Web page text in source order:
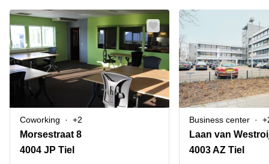
Coworking +2
Morsestraat 8
4004 JP Tiel
Business center
Laan van
4003 AZ Tiel